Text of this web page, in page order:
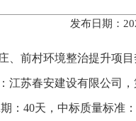
发布日期：
、前村环境整治提升项
江苏春安建设有限公司
期：40天，中标质量标